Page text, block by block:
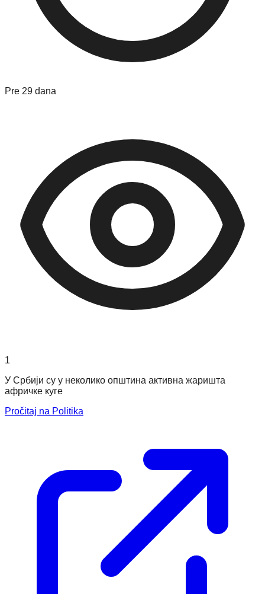
Pre 29 dana
1
У Србији су у неколико општина активна жаришта
афричке куге
Pročitaj na Politika